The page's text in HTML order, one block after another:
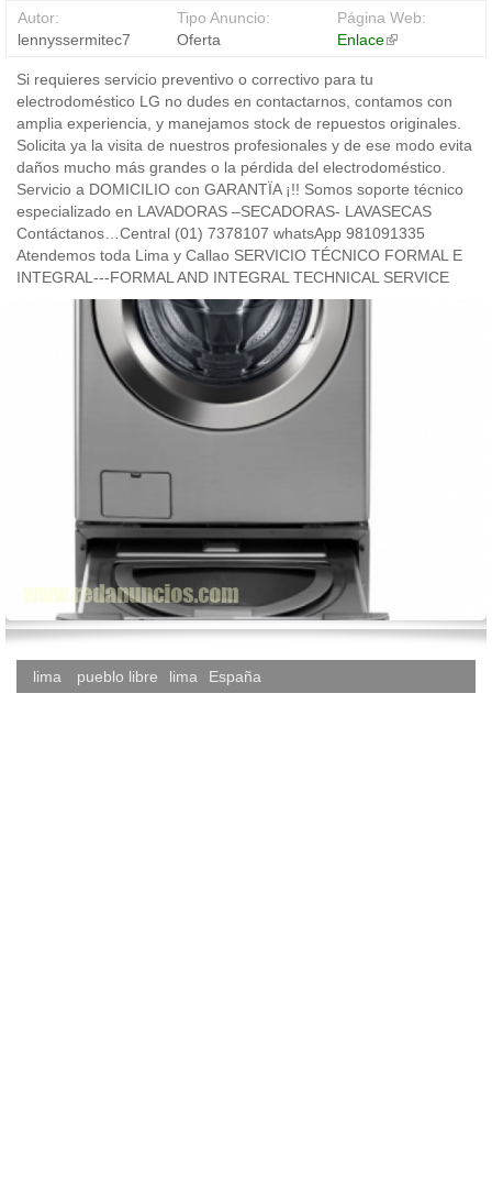
Autor:
lennyssermitec7
Tipo Anuncio:
Oferta
Página Web:
Enlace(link
Si requieres servicio preventivo o correctivo para tu
electrodoméstico LG no dudes en contactarnos, contamos con
amplia experiencia, y manejamos stock de repuestos originales.
Solicita ya la visita de nuestros profesionales y de ese modo evita
daños mucho más grandes o la pérdida del electrodoméstico.
Servicio a DOMICILIO con GARANTÏA ¡!! Somos soporte técnico
especializado en LAVADORAS –SECADORAS- LAVASECAS
Contáctanos…Central (01) 7378107 whatsApp 981091335
Atendemos toda Lima y Callao SERVICIO TÉCNICO FORMAL E
INTEGRAL---FORMAL AND INTEGRAL TECHNICAL SERVICE
lima pueblo libre lima España